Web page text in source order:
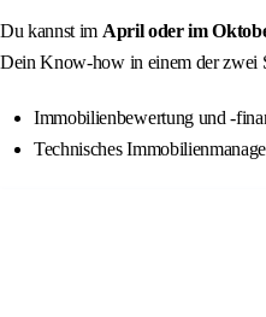
Du kannst im April oder im
Dein Know-how in einem der zwei
Immobilienbewertung und -
Technisches